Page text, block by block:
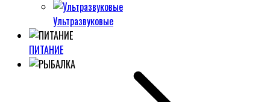
Ультразвуковые
ПИТАНИЕ